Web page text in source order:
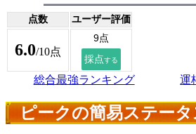
点数 ユーザー評価
6.0/10点
総合最強ランキング 運
ピークの簡易ステー